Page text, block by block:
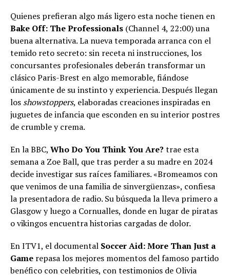
Quienes prefieran algo más ligero esta noche tienen en
Bake Off: The Professionals (Channel 4, 22:00) una
buena alternativa. La nueva temporada arranca con el
temido reto secreto: sin receta ni instrucciones, los
concursantes profesionales deberán transformar un
clásico Paris-Brest en algo memorable, fiándose
únicamente de su instinto y experiencia. Después llegan
los showstoppers, elaboradas creaciones inspiradas en
juguetes de infancia que esconden en su interior postres
de crumble y crema.
En la BBC, Who Do You Think You Are? trae esta
semana a Zoe Ball, que tras perder a su madre en 2024
decide investigar sus raíces familiares. «Bromeamos con
que venimos de una familia de sinvergüenzas», confiesa
la presentadora de radio. Su búsqueda la lleva primero a
Glasgow y luego a Cornualles, donde en lugar de piratas
o vikingos encuentra historias cargadas de dolor.
En ITV1, el documental Soccer Aid: More Than Just a
Game repasa los mejores momentos del famoso partido
benéfico con celebrities, con testimonios de Olivia